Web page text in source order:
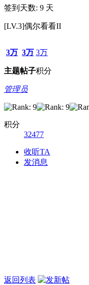
签到天数: 9 天
[LV.3]偶尔看看II
3万
主题
3万
帖子
3万
积分
管理员
积分
32477
收听TA
发消息
返回列表